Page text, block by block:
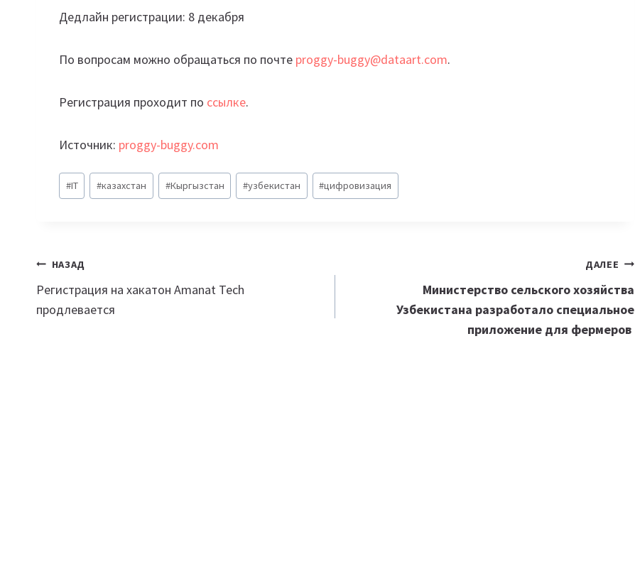
Дедлайн регистрации: 8 декабря
По вопросам можно обращаться по почте proggy-buggy@dataart.com.
Регистрация проходит по ссылке.
Источник: proggy-buggy.com
Метки
записи:
#IT #казахстан #Кыргызстан #узбекистан #цифровизация
Навигация
по
НАЗАД
Регистрация на хакатон Amanat Tech
продлевается
ДАЛЕЕ
Министерство сельского хозяйства
Узбекистана разработало специальное
приложение для фермеров